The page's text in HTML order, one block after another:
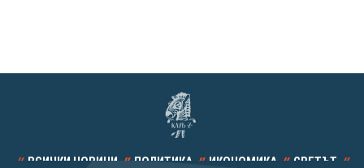
ВСИЧКИ НОВИНИ ПОЛИТИКА ИКОНОМИКА СВЕТЪТ